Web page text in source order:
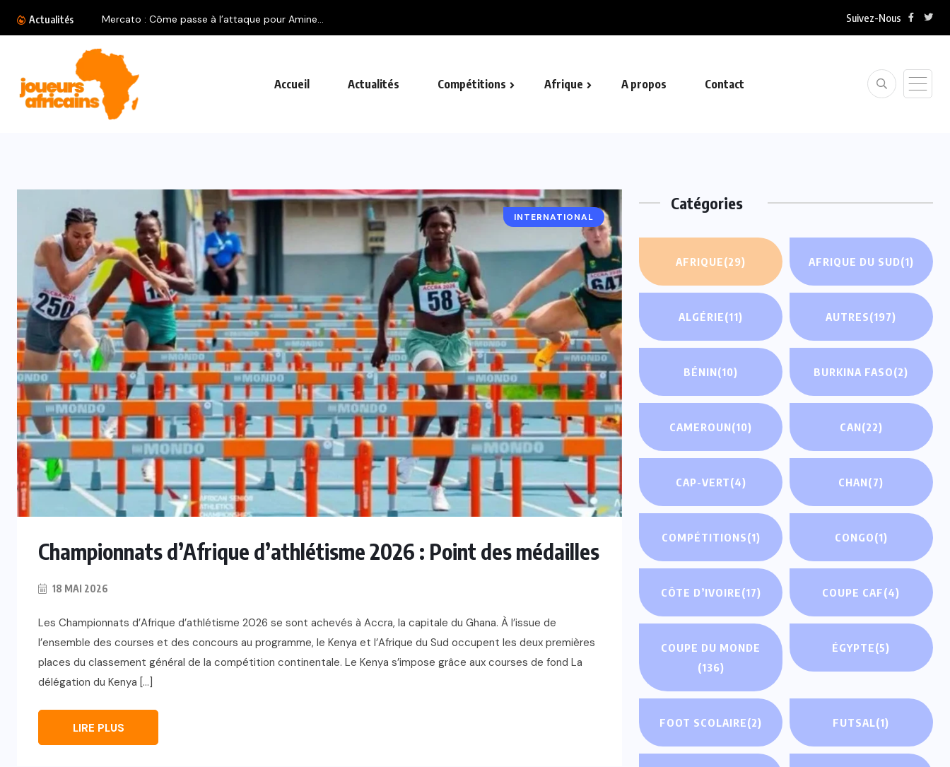
Actualités Gabon : Thierry Mouyouma met en demeure la...
Suivez-Nous
Accueil Actualités Compétitions Afrique A propos Contact
INTERNATIONAL
Championnats d’Afrique d’athlétisme 2026 : Point des médailles
18 MAI 2026
Les Championnats d’Afrique d’athlétisme 2026 se sont achevés à Accra, la capitale du Ghana. À l’issue de
l’ensemble des courses et des concours au programme, le Kenya et l’Afrique du Sud occupent les deux premières
places du classement général de la compétition continentale. Le Kenya s’impose grâce aux courses de fond La
délégation du Kenya […]
LIRE PLUS
Catégories
AFRIQUE(29) AFRIQUE DU SUD(1)
ALGÉRIE(11) AUTRES(197)
BÉNIN(10) BURKINA FASO(2)
CAMEROUN(10) CAN(22)
CAP-VERT(4) CHAN(7)
COMPÉTITIONS(1) CONGO(1)
CÔTE D’IVOIRE(17) COUPE CAF(4)
COUPE DU MONDE
(136)
ÉGYPTE(5)
FOOT SCOLAIRE(2) FUTSAL(1)